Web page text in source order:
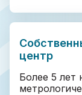
центр
Более 5 лет